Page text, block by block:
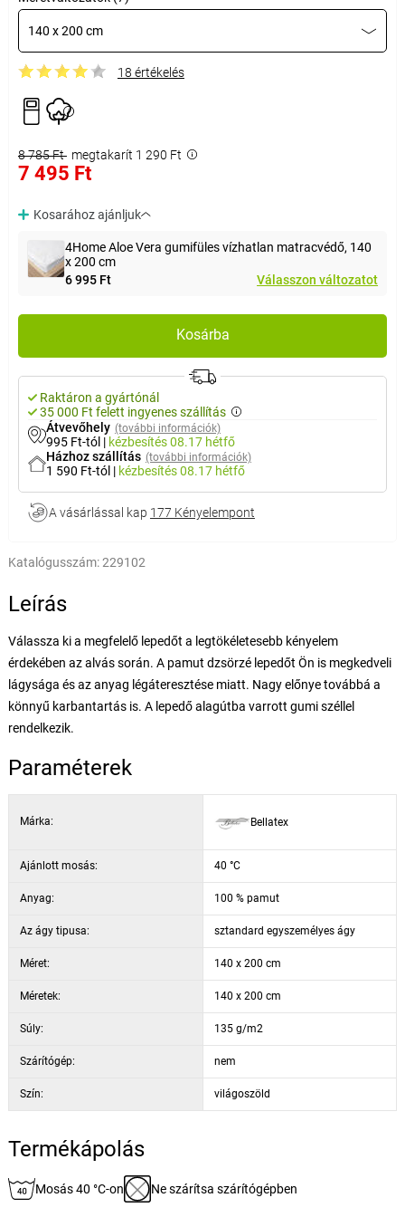
140 x 200 cm
18 értékelés
8 785 Ft megtakarít 1 290 Ft
7 495 Ft
Kosarához ajánljuk
4Home Aloe Vera gumifüles vízhatlan matracvédő, 140
x 200 cm
6 995 Ft
Válasszon változatot
Kosárba
Raktáron a gyártónál
35 000 Ft felett ingyenes szállítás
Átvevőhely (további információk)
995 Ft-tól | kézbesítés08.17 hétfő
Házhoz szállítás (további információk)
1 590 Ft-tól | kézbesítés08.17 hétfő
A vásárlással kap 177 Kényelempont
Katalógusszám:229102
Leírás
Válassza ki a megfelelő lepedőt a legtökéletesebb kényelem
érdekében az alvás során. A pamut dzsörzé lepedőt Ön is megkedveli
lágysága és az anyag légáteresztése miatt. Nagy előnye továbbá a
könnyű karbantartás is. A lepedő alagútba varrott gumi széllel
rendelkezik.
Paraméterek
Márka: Bellatex
Ajánlott mosás: 40 °C
Anyag: 100 % pamut
Az ágy tipusa: sztandard egyszemélyes ágy
Méret: 140 x 200 cm
Méretek: 140 x 200 cm
Súly: 135 g/m2
Szárítógép: nem
Szín: világoszöld
Termékápolás
Mosás 40 °C-on Ne szárítsa szárítógépben